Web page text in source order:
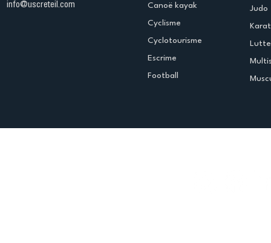
info@uscreteil.com
Canoë kayak
Cyclisme
Cyclotourisme
Escrime
Football
Judo
Lutte